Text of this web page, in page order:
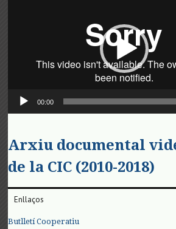
00:00
Arxiu documental
de la CIC (2010-2018)
Enllaços
Butlletí Cooperatiu